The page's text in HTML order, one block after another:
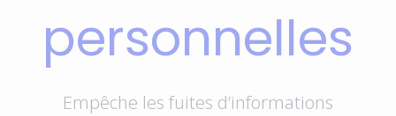
personnelles
Empêche les fuites d’informations